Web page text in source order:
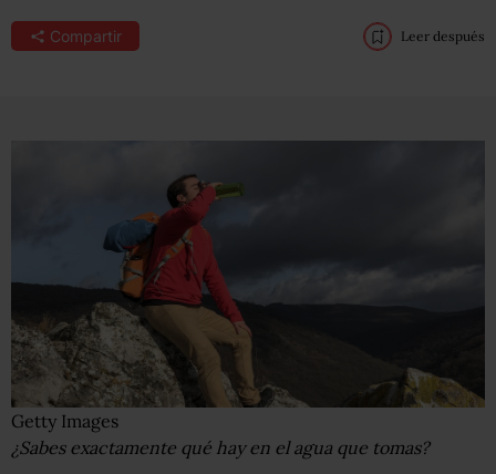
Compartir Leer después
Getty Images
¿Sabes exactamente qué hay en el agua que tomas?